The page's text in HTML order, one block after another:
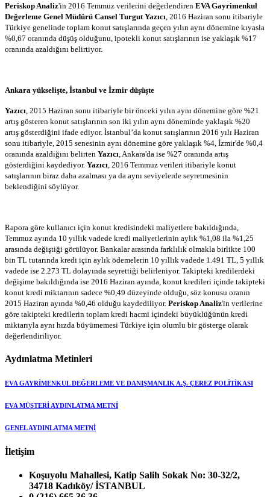
Periskop Analiz'in 2016 Temmuz verilerini değerlendiren EVA Gayrimenkul
Değerleme Genel Müdürü Cansel Turgut Yazıcı , 2016 Haziran sonu itibariyle
Türkiye genelinde toplam konut satışlarında geçen yılın aynı dönemine kıyasla
%0,67 oranında düşüş olduğunu, ipotekli konut satışlarının ise yaklaşık %17
oranında azaldığını belirtiyor.
Ankara yükselişte, İstanbul ve İzmir düşüşte
Yazıcı , 2015 Haziran sonu itibariyle bir önceki yılın aynı dönemine göre %21
artış gösteren konut satışlarının son iki yılın aynı döneminde yaklaşık %20
artış gösterdiğini ifade ediyor. İstanbul’da konut satışlarının 2016 yılı Haziran
sonu itibariyle, 2015 senesinin aynı dönemine göre yaklaşık %4, İzmir'de %0,4
oranında azaldığını belirten Yazıcı , Ankara'da ise %27 oranında artış
gösterdiğini kaydediyor. Yazıcı , 2016 Temmuz verileri itibariyle konut
satışlarının biraz daha azalması ya da aynı seviyelerde seyretmesinin
beklendiğini söylüyor.
Rapora göre kullanıcı için konut kredisindeki maliyetlere bakıldığında,
Temmuz ayında 10 yıllık vadede kredi maliyetlerinin aylık %1,08 ila %1,25
arasında değiştiği görülüyor. Bankalar arasında farklılık olmakla birlikte 100
bin TL tutarında kredi için aylık ödemelerin 10 yıllık vadede 1.491 TL, 5 yıllık
vadede ise 2.273 TL dolayında seyrettiği belirleniyor. Takipteki kredilerdeki
değişime bakıldığında ise 2016 Haziran ayında, konut kredileri içinde takipteki
konut kredi miktarının sadece %0,49 düzeyinde olduğu, söz konusu oranın
2015 Haziran ayında %0,46 olduğu kaydediliyor. Periskop Analiz'in verilerine
göre takipteki kredilerin toplam kredi hacmi içindeki büyüklüğünün kredi
miktarıyla aynı hızda büyümemesi Türkiye için olumlu bir gösterge olarak
değerlendiriliyor.
Aydınlatma Metinleri
EVA GAYRİMENKUL DEĞERLEME VE DANIŞMANLIK A.Ş. ÇEREZ POLİTİKASI
EVA MÜŞTERİ AYDINLATMA METNİ
GENEL AYDINLATMA METNİ
İletişim
Koşuyolu Mahallesi, Katip Salih Sokak No: 30-32/2,
34718 Kadıköy/ İSTANBUL